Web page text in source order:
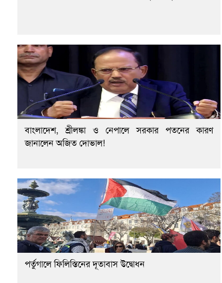
বাংলাদেশ, শ্রীলঙ্কা ও নেপালে সরকার পতনের কারণ
জানালেন অজিত দোভাল!
পর্তুগালে ফিলিস্তিনের দূতাবাস উদ্বোধন